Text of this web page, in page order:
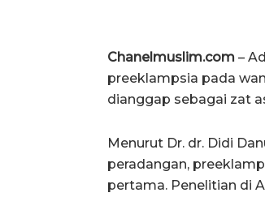
Chanelmuslim.com –
preeklampsia pada
dianggap sebagai zat
Menurut Dr. dr. Didi
peradangan,
pertama. Penelitian di